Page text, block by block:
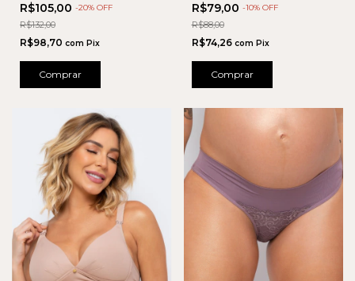
R$105,00 -20% OFF
R$132,00
R$98,70 com Pix
Comprar
R$79,00 -10% OFF
R$88,00
R$74,26 com Pix
Comprar